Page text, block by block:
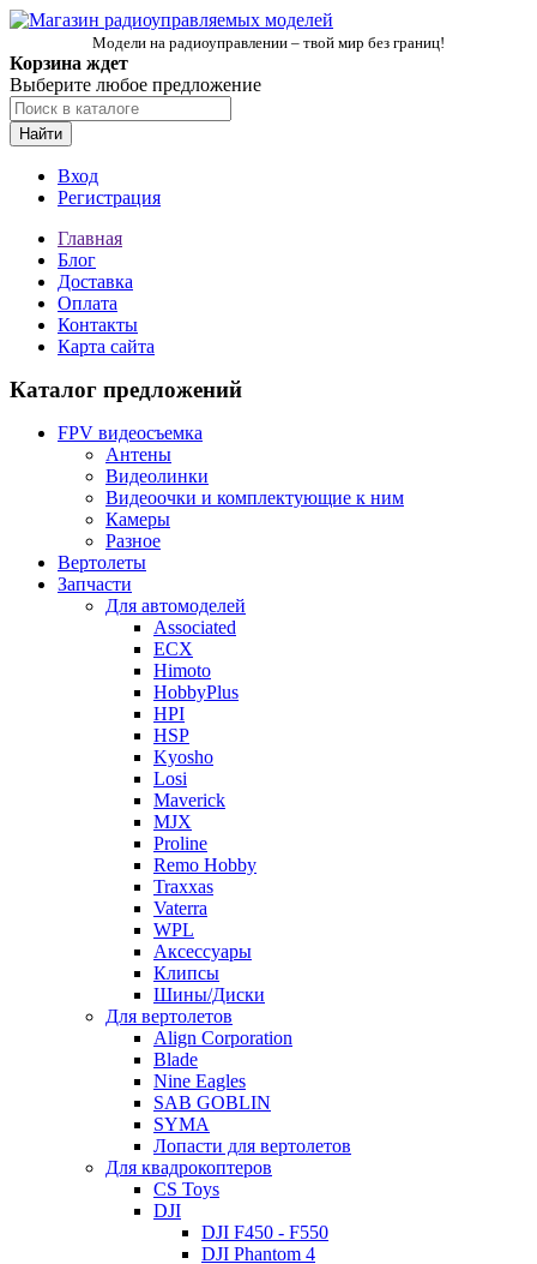
Модели на радиоуправлении – твой мир без границ!
Корзина ждет
Выберите любое предложение
Найти
Вход
Регистрация
Главная
Блог
Доставка
Оплата
Контакты
Карта сайта
Каталог предложений
FPV видеосъемка
Антены
Видеолинки
Видеоочки и комплектующие к ним
Камеры
Разное
Вертолеты
Запчасти
Для автомоделей
Associated
ECX
Himoto
HobbyPlus
HPI
HSP
Kyosho
Losi
Maverick
MJX
Proline
Remo Hobby
Traxxas
Vaterra
WPL
Аксессуары
Клипсы
Шины/Диски
Для вертолетов
Align Corporation
Blade
Nine Eagles
SAB GOBLIN
SYMA
Лопасти для вертолетов
Для квадрокоптеров
CS Toys
DJI
DJI F450 - F550
DJI Phantom 4